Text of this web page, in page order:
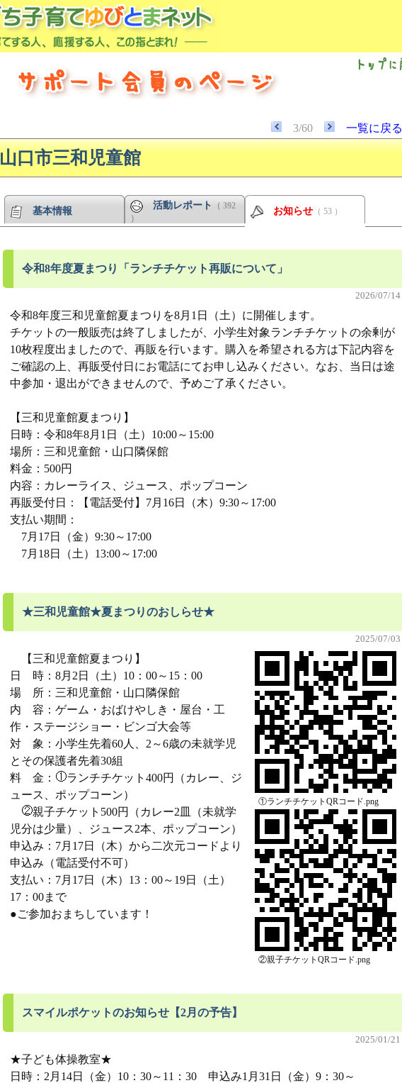
3/60 一覧に戻る
山口市三和児童館
基本情報 活動レポート
（ 392
）
お知らせ （ 53 ）
令和8年度夏まつり「ランチチケット再販について」
2026/07/14
令和8年度三和児童館夏まつりを8月1日（土）に開催します。
チケットの一般販売は終了しましたが、小学生対象ランチチケットの余剰が
10枚程度出ましたので、再販を行います。購入を希望される方は下記内容を
ご確認の上、再販受付日にお電話にてお申し込みください。なお、当日は途
中参加・退出ができませんので、予めご了承ください。
【三和児童館夏まつり】
日時：令和8年8月1日（土）10:00～15:00
場所：三和児童館・山口隣保館
料金：500円
内容：カレーライス、ジュース、ポップコーン
再販受付日：【電話受付】7月16日（木）9:30～17:00
支払い期間：
7月17日（金）9:30～17:00
7月18日（土）13:00～17:00
★三和児童館★夏まつりのおしらせ★
2025/07/03
①ランチチケットQRコード.png
②親子チケットQRコード.png
【三和児童館夏まつり】
日 時：8月2日（土）10：00～15：00
場 所：三和児童館・山口隣保館
内 容：ゲーム・おばけやしき・屋台・工
作・ステージショー・ビンゴ大会等
対 象：小学生先着60人、2～6歳の未就学児
とその保護者先着30組
料 金：
ランチチケット400円（カレー、ジ
ュース、ポップコーン）
親子チケット500円（カレー2皿（未就学
児分は少量）、ジュース2本、ポップコーン）
申込み：7月17日（木）から二次元コードより
申込み（電話受付不可）
支払い：7月17日（木）13：00～19日（土）
17：00まで
●ご参加おまちしています！
スマイルポケットのお知らせ【2月の予告】
2025/01/21
★子ども体操教室★
日時：2月14日（金）10：30～11：30 申込み1月31日（金）9：30～